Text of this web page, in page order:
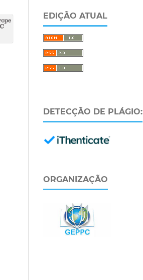
EDIÇÃO ATUAL
DETECÇÃO DE PLÁGIO:
ORGANIZAÇÃO